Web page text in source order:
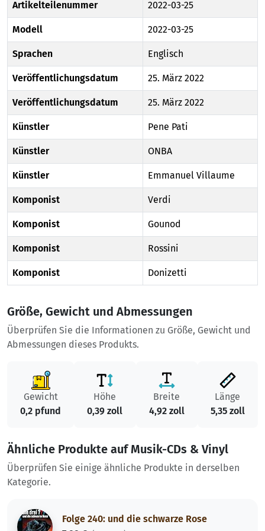
Artikelteilenummer 2022-03-25
Modell 2022-03-25
Sprachen Englisch
Veröffentlichungsdatum 25. März 2022
Veröffentlichungsdatum 25. März 2022
Künstler Pene Pati
Künstler ONBA
Künstler Emmanuel Villaume
Komponist Verdi
Komponist Gounod
Komponist Rossini
Komponist Donizetti
Größe, Gewicht und Abmessungen
Überprüfen Sie die Informationen zu Größe, Gewicht und
Abmessungen dieses Produkts.
Gewicht
0,2 pfund
Höhe
0,39 zoll
Breite
4,92 zoll
Länge
5,35 zoll
Ähnliche Produkte auf Musik-CDs & Vinyl
Überprüfen Sie einige ähnliche Produkte in derselben
Kategorie.
Folge 240: und die schwarze Rose